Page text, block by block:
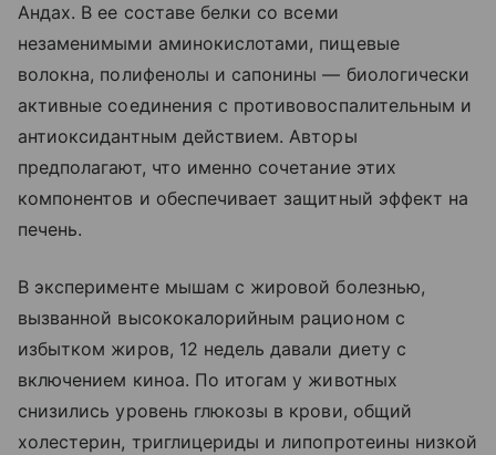
Андах. В ее составе белки со всеми
незаменимыми аминокислотами, пищевые
волокна, полифенолы и сапонины — биологически
активные соединения с противовоспалительным и
антиоксидантным действием. Авторы
предполагают, что именно сочетание этих
компонентов и обеспечивает защитный эффект на
печень.
В эксперименте мышам с жировой болезнью,
вызванной высококалорийным рационом с
избытком жиров, 12 недель давали диету с
включением киноа. По итогам у животных
снизились уровень глюкозы в крови, общий
холестерин, триглицериды и липопротеины низкой